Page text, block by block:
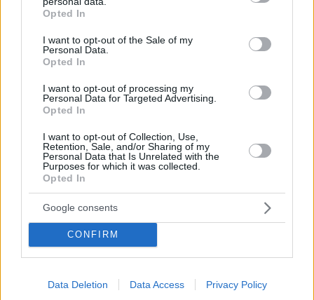
grant or deny consent to Google and its third-party tags to
use your data for below specified purposes in below Google
consent section.
Opted In
I want to opt-out of the Sale of my
Personal Data.
Opted In
I want to opt-out of processing my
Personal Data for Targeted Advertising.
Opted In
I want to opt-out of Collection, Use,
Retention, Sale, and/or Sharing of my
Personal Data that Is Unrelated with the
Purposes for which it was collected.
Opted In
Google consents
CONFIRM
Data Deletion Data Access Privacy Policy
δείτε τα γκολ
Άρης - Πανσερραϊκός 2-2: Φιλική ισοπαλία με γκολ του
Γιαννιώτα στο τέλος, ντεμπούτο του Μιρ, δείτε τα γκολ
Στο νοσοκομείο η Ιωάννα Τούνη με τροφική
δηλητηρίαση: «Τι μάτι πρέπει να έχω φάει», δείτε βίντεο
Η φυσική «συνταγή» για καλύτερη στυτική λειτουργία
πριν 15 λεπτά
Η Τουρκία ζητά μορατόριουμ Ρωσίας - Ουκρανίας στις
επιθέσεις κατά εμπορικών πλοίων στη Μαύρη Θάλασσα
πριν 23 λεπτά
Βουλγαρία: Drone με μεγάλη ποσότητα εκρηκτικών
συνετρίβη κοντά σε αγωγό φυσικού αερίου - Η Σόφια
κατηγορεί το Κίεβο
πριν 25 λεπτά